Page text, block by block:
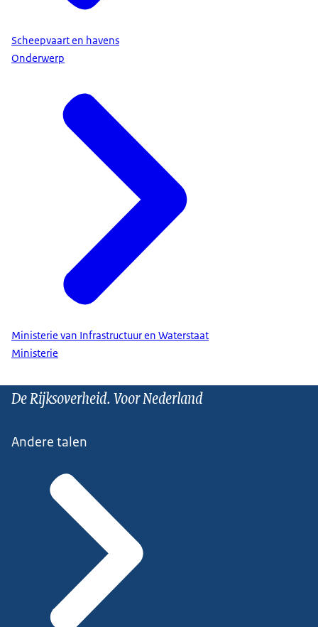
Scheepvaart en havens
Onderwerp
Ministerie van Infrastructuur en Waterstaat
Ministerie
De Rijksoverheid. Voor Nederland
Andere talen